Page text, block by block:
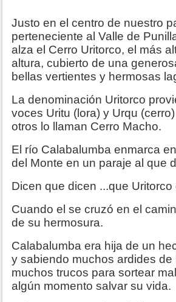
Justo en el centro de nuestro
perteneciente al Valle de
alza el Cerro Uritorco, el más
altura, cubierto de una
bellas vertientes y hermosas
La denominación Uritorco
voces Uritu (lora) y Urqu
otros lo llaman Cerro Macho.
El río Calabalumba enmarca
del Monte en un paraje al que
Dicen que dicen ...que
Cuando el se cruzó en el
de su hermosura.
Calabalumba era hija de un
y sabiendo muchos ardides
muchos trucos para sortear
algún momento salvar su vida.